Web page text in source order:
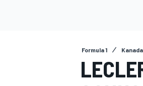
Formula 1 Kanada